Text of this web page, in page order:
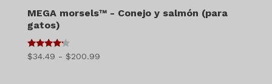
MEGA morsels™ - Conejo y salmón (para
gatos)
4
de 5
$34.49 - $200.99Gama